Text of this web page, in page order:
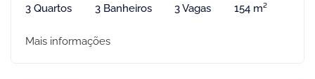
3 Quartos 3 Banheiros 3 Vagas 154 m²
Mais informações